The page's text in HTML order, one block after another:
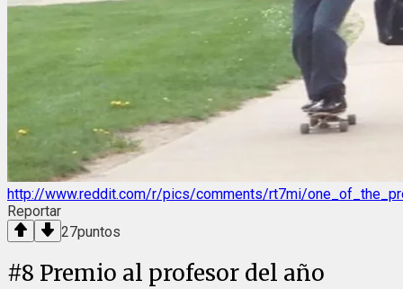
http://www.reddit.com/r/pics/comments/rt7mi/
Reportar
27puntos
#8 Premio al profesor del año